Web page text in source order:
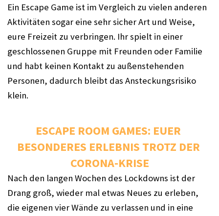
Ein Escape Game ist im Vergleich zu vielen anderen
Aktivitäten sogar eine sehr sicher Art und Weise,
eure Freizeit zu verbringen. Ihr spielt in einer
geschlossenen Gruppe mit Freunden oder Familie
und habt keinen Kontakt zu außenstehenden
Personen, dadurch bleibt das Ansteckungsrisiko
klein.
ESCAPE ROOM GAMES: EUER
BESONDERES ERLEBNIS TROTZ DER
CORONA-KRISE
Nach den langen Wochen des Lockdowns ist der
Drang groß, wieder mal etwas Neues zu erleben,
die eigenen vier Wände zu verlassen und in eine